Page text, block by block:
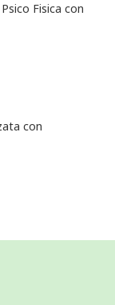
Fisica con
con